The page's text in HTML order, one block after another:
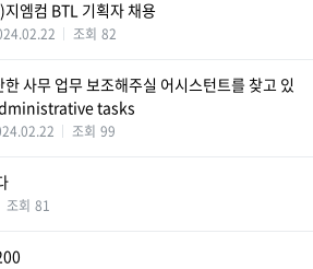
엠컴 BTL 기획자 채용
조회 82
사무 업무 보조해주실 어시스턴트를 찾고 있
tasks
조회 99
조회 81